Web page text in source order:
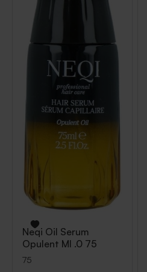
Neqi Oil Serum
Opulent Ml .0 75
75